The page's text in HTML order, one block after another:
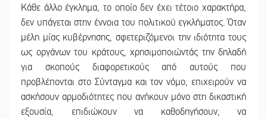
Κάθε άλλο έγκλημα, το οποίο δεν έχει τέτοιο χαρακτήρα,
δεν υπάγεται στην έννοια του πολιτικού εγκλήματος. Όταν
μέλη μίας κυβέρνησης, σφετεριζόμενοι την ιδιότητα τους
ως οργάνων του κράτους, χρησιμοποιώντάς την δηλαδή
για σκοπούς διαφορετικούς από αυτούς που
προβλέπονται στο Σύνταγμα και τον νόμο, επιχειρούν να
ασκήσουν αρμοδιότητες που ανήκουν μόνο στη δικαστική
εξουσία, επιδιώκουν να καθοδηγήσουν, να